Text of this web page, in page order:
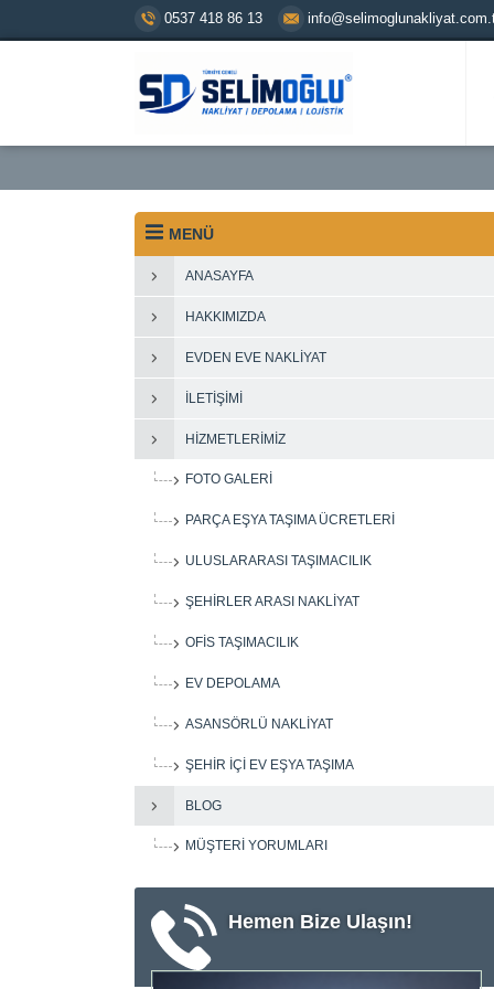
0537 418 86 13
MENÜ
ANASAYFA
HAKKIMIZDA
EVDEN EVE NAKLIYAT
İLETIŞIMI
HIZMETLERIMIZ
FOTO GALERI
PARÇA EŞYA TAŞIMA ÜCRETLERI
ULUSLARARASI TAŞIMACILIK
ŞEHIRLER ARASI NAKLIYAT
OFIS TAŞIMACILIK
EV DEPOLAMA
ASANSÖRLÜ NAKLIYAT
ŞEHIR IÇI EV EŞYA TAŞIMA
BLOG
MÜŞTERI YORUMLARI
Hemen Bize Ulaşın!